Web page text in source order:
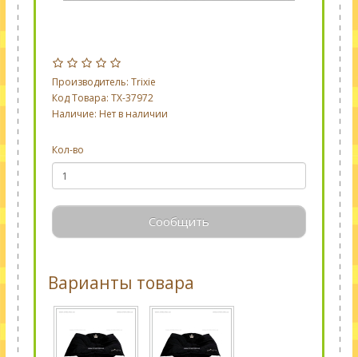
Производитель: Trixie
Код Товара: TX-37972
Наличие: Нет в наличии
Кол-во
Сообщить
Варианты товара